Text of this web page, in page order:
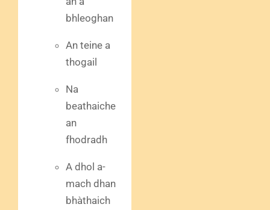
bhleoghan
An teine a
thogail
Na
beathaiche
an
fhodradh
A dhol a-
mach dhan
bhàthaich